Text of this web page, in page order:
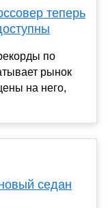
теперь
по
рынок
на него,
седан